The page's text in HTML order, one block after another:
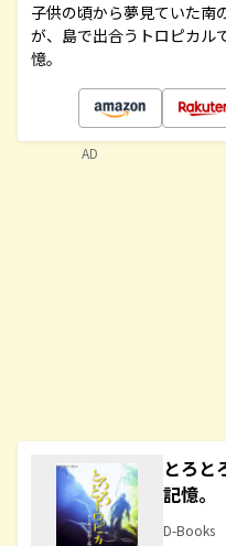
子供の頃から夢見ていた南
が、島で出合うトロピカル
憶。
とろと
記憶
D-Books
AD